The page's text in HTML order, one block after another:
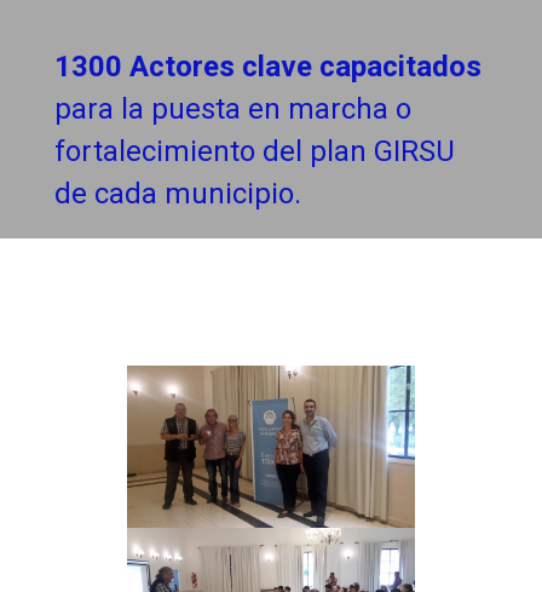
1300 Actores clave capacitados
para la puesta en marcha o
fortalecimiento del plan GIRSU
de cada municipio.